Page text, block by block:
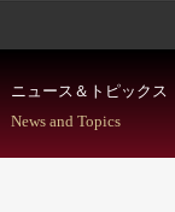
事務所概要
ニュース＆トピックス
News and Topics